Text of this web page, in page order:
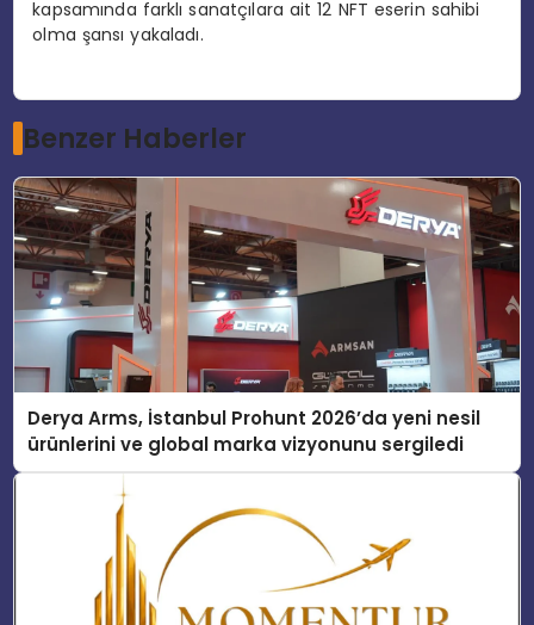
kapsamında farklı sanatçılara ait 12 NFT eserin sahibi
olma şansı yakaladı.
Benzer Haberler
Derya Arms, İstanbul Prohunt 2026’da yeni nesil
ürünlerini ve global marka vizyonunu sergiledi